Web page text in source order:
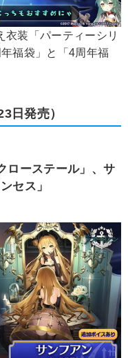
衣装「パーティーシリ
福袋」と「4周年福
日発売）
ローステール」、サ
セス」